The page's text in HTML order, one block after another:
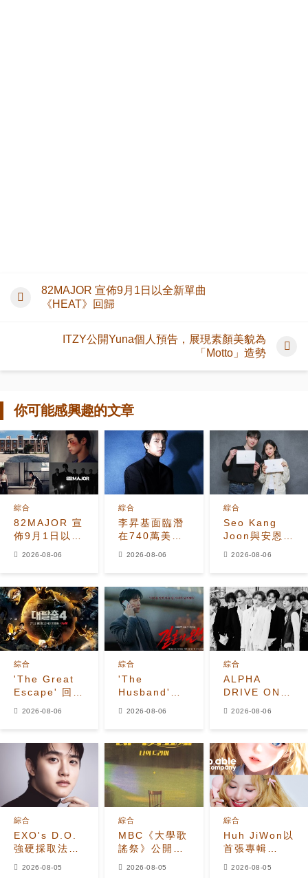
82MAJOR 宣佈9月1日以全新單曲
《HEAT》回歸
ITZY公開Yuna個人預告，展現素顏美貌為
「Motto」造勢
你可能感興趣的文章
82MAJOR 宣
佈9月1日以全
新單曲
綜合
2026-08-06
李昇基面臨潛
在740萬美元
保證金損失，
款恐受牽連
綜合
2026-08-06
Seo Kang
Joon與安恩真
首次劇本圍讀
綜合
2026-08-06
'The Great
Escape' 回
歸！姜鎬童退
夫勝寛加入全
新陣容
綜合
2026-08-06
'The
Husband'收
視飆升至
榜首，懸疑劇
進入最後兩集
綜合
2026-08-06
ALPHA
DRIVE ONE
公開
霸氣預告照
綜合
2026-08-06
EXO's D.O.
強硬採取法律
行動應對惡意
綜合
2026-08-05
MBC《大學歌
謠祭》公開
2026年全新
綜合
2026-08-05
Huh JiWon以
首張專輯
《The
綜合
2026-08-05